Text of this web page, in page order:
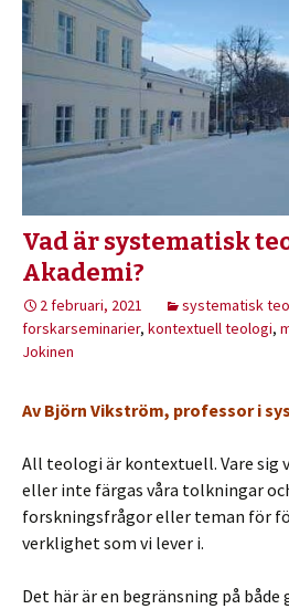
Vad är systematisk
Akademi?
2 februari, 2021
systematisk
forskarseminarier, kontextuell teologi,
Jokinen
Av Björn Vikström, professor i
All teologi är kontextuell. Vare sig
eller inte färgas våra tolkningar
forskningsfrågor eller teman för
verklighet som vi lever i.
Det här är en begränsning på